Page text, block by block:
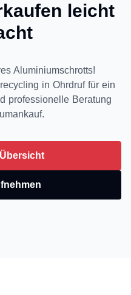
leicht
Aluminiumschrotts!
in Ohrdruf für ein
professionelle Beratung